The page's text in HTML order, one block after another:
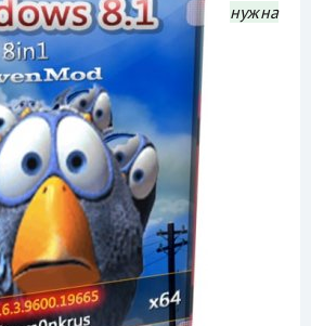
нужна